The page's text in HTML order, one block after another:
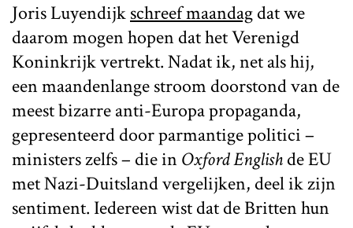
Joris Luyendijkschreef maandagdat we
daarom mogen hopen dat het Verenigd
Koninkrijk vertrekt. Nadat ik, net als hij,
een maandenlange stroom doorstond van de
meest bizarre anti-Europa propaganda,
gepresenteerd door parmantige politici –
ministers zelfs – die inOxford Englishde EU
met Nazi-Duitsland vergelijken, deel ik zijn
sentiment. Iedereen wist dat de Britten hun